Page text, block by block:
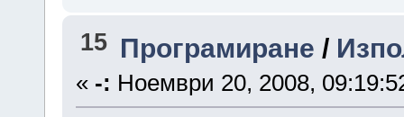
15 Програмиране /
« -: Ноември 20, 2008,